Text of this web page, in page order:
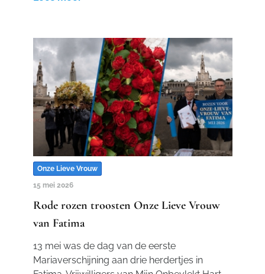
Onze Lieve Vrouw
15 mei 2026
Rode rozen troosten Onze Lieve Vrouw
van Fatima
13 mei was de dag van de eerste
Mariaverschijning aan drie herdertjes in